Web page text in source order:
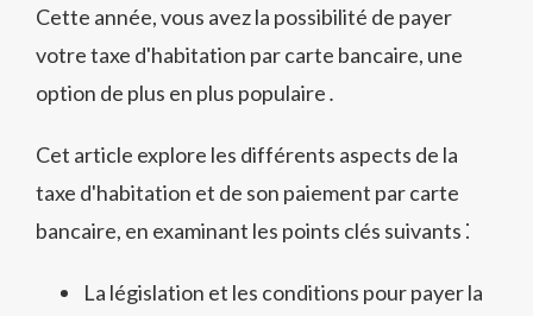
Cette année, vous avez la possibilité de payer
votre taxe d'habitation par carte bancaire, une
option de plus en plus populaire․
Cet article explore les différents aspects de la
taxe d'habitation et de son paiement par carte
bancaire, en examinant les points clés suivants ⁚
La législation et les conditions pour payer la